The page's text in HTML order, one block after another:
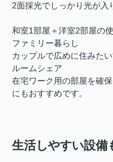
2面採光でしっかり光が入
和室1部屋＋洋室2部屋の
ファミリー暮らし
カップルで広めに住みた
ルームシェア
在宅ワーク用の部屋を確
にもおすすめです。
生活しやすい設備